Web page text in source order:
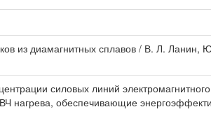
из диамагнитных сплавов / В. Л.
силовых линий
нагрева, обеспечивающие